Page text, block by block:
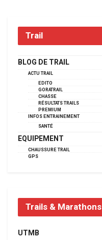
Trail
BLOG DE TRAIL
ACTU TRAIL
EDITO
GORATRAIL
CHASSE
RÉSULTATS TRAILS
PREMIUM
INFOS ENTRAINEMENT
SANTÉ
EQUIPEMENT
CHAUSSURE TRAIL
GPS
Trails & Marathons
UTMB